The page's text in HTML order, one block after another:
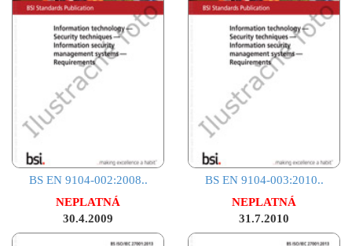
BS EN 9104-002:2008..
NEPLATNÁ
30.4.2009
BS EN 9104-003:2010..
NEPLATNÁ
31.7.2010